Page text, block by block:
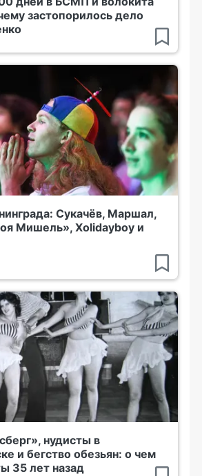
застопорилось дело
Сукачёв, Маршал,
Мишель», Xolidayboy и
нудисты в
и бегство обезьян: о чем
35 лет назад